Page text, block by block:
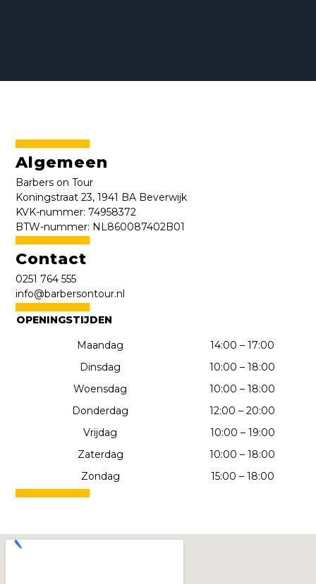
Algemeen
Barbers on Tour
Koningstraat 23, 1941 BA Beverwijk
KVK-nummer: 74958372
BTW-nummer: NL860087402B01
Contact
0251 764 555
info@barbersontour.nl
OPENINGSTIJDEN
Maandag
14:00 – 17:00
Dinsdag
10:00 – 18:00
Woensdag
10:00 – 18:00
Donderdag
12:00 – 20:00
Vrijdag
10:00 – 19:00
Zaterdag
10:00 – 18:00
Zondag
15:00 – 18:00